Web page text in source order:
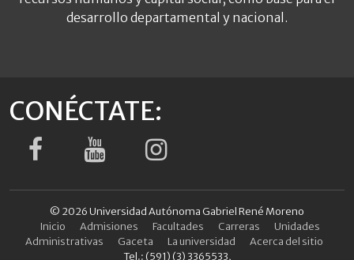
desarrollo departamental y nacional.
CONÉCTATE:
© 2026 Universidad Autónoma Gabriel René Moreno
Inicio
Admisiones Facultades Carreras
Unidades
Administrativas
Gaceta La universidad
Acerca del sitio
Tel.: (591) (3) 3365533,